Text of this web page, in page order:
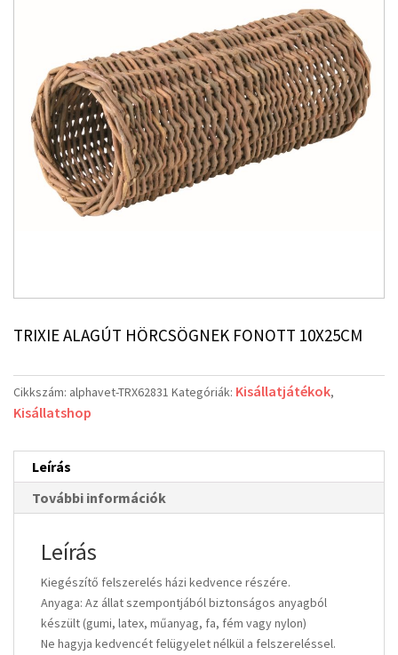
TRIXIE ALAGÚT HÖRCSÖGNEK FONOTT 10X25CM
Cikkszám: alphavet-TRX62831 Kategóriák: Kisállatjátékok,
Kisállatshop
Leírás
További információk
Leírás
Kiegészítő felszerelés házi kedvence részére.
Anyaga: Az állat szempontjából biztonságos anyagból
készült (gumi, latex, műanyag, fa, fém vagy nylon)
Ne hagyja kedvencét felügyelet nélkül a felszereléssel.